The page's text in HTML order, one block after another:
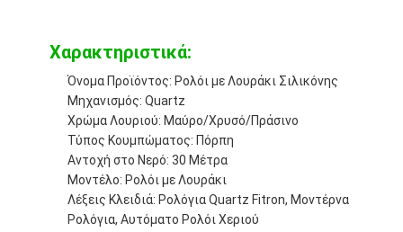
Σπίτι
Χαρακτηριστικά:
Όνομα Προϊόντος: Ρολόι με Λουράκι Σιλικόνης
Μηχανισμός: Quartz
Χρώμα Λουριού: Μαύρο/Χρυσό/Πράσινο
Τύπος Κουμπώματος: Πόρπη
Αντοχή στο Νερό: 30 Μέτρα
Μοντέλο: Ρολόι με Λουράκι
Λέξεις Κλειδιά: Ρολόγια Quartz Fitron, Μοντέρνα
Ρολόγια, Αυτόματο Ρολόι Χεριού